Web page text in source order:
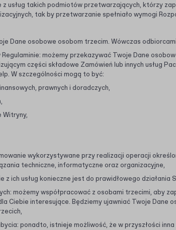
z usług takich podmiotów przetwarzających, którzy
tak by przetwarzanie spełniało wymogi
Dane osobowe osobom trzecim. Wówczas
możemy przekazywać Twoje Dane
części składowe Zamówień lub innych usług
W szczególności mogą to być:
prawnych i doradczych,
Witryny,
wykorzystywane przy realizacji operacji
techniczne, informatyczne oraz organizacyjne,
z ich usług konieczne jest do prawidłowego
możemy współpracować z osobami trzecimi, aby
Ciebie interesujące. Będziemy ujawniać Twoje Dane
ponadto, istnieje możliwość, że w przyszłości